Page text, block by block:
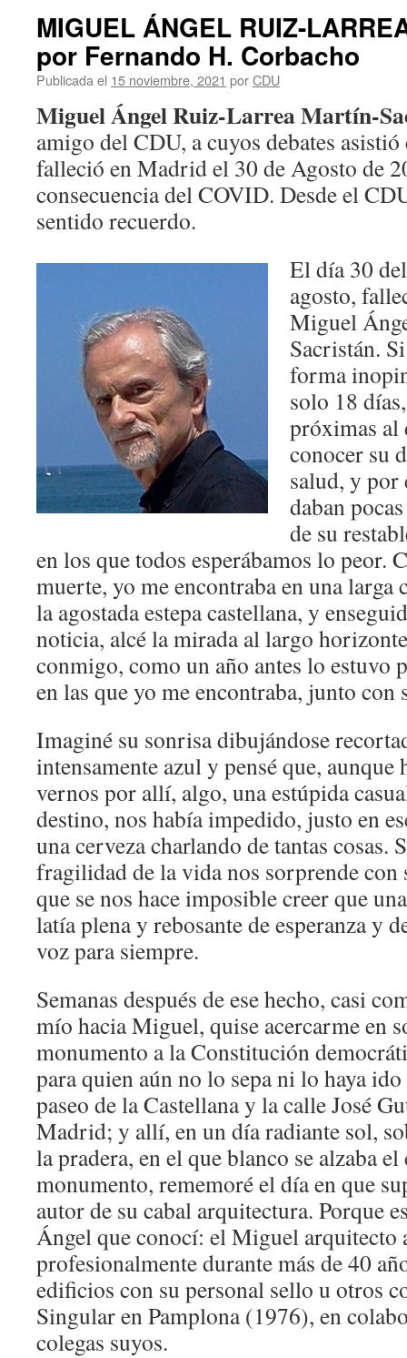
MIGUEL ÁNGEL RUIZ-
por Fernando H. Corbacho
Publicada el 15 noviembre, 2021 porCDU
Miguel Ángel Ruiz-Larrea Martín-
amigo del CDU, a cuyos debates
falleció en Madrid el 30 de Agosto de
consecuencia del COVID. Desde el
sentido recuerdo.
El día 30
agosto,
Miguel
Sacristán.
forma
solo 18
próximas al
conocer su
salud, y por
daban
de su
en los que todos esperábamos lo peor.
muerte, yo me encontraba en una larga
la agostada estepa castellana, y
noticia, alcé la mirada al largo
conmigo, como un año antes lo estuvo
en las que yo me encontraba, junto con
Imaginé su sonrisa dibujándose
intensamente azul y pensé que, aunque
vernos por allí, algo, una estúpida
destino, nos había impedido, justo en
una cerveza charlando de tantas cosas.
fragilidad de la vida nos sorprende con
que se nos hace imposible creer que
latía plena y rebosante de esperanza y
voz para siempre.
Semanas después de ese hecho, casi
mío hacia Miguel, quise acercarme en
monumento a la Constitución
para quien aún no lo sepa ni lo haya
paseo de la Castellana y la calle José
Madrid; y allí, en un día radiante sol,
la pradera, en el que blanco se alzaba el
monumento, rememoré el día en que
autor de su cabal arquitectura. Porque
Ángel que conocí: el Miguel arquitecto
profesionalmente durante más de 40
edificios con su personal sello u otros
Singular en Pamplona (1976), en
colegas suyos.